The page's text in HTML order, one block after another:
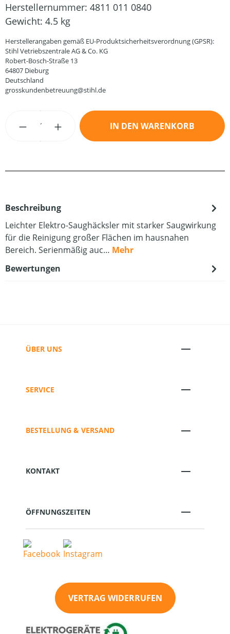
Herstellernummer: 4811 011 0840
Gewicht: 4.5 kg
Herstellerangaben gemäß EU-Produktsicherheitsverordnung (GPSR):
Stihl Vetriebszentrale AG & Co. KG
Robert-Bosch-Straße 13
64807 Dieburg
Deutschland
grosskundenbetreuung@stihl.de
Produkt Anzahl: Gib den gewünschten
IN DEN WARENKORB
Beschreibung
Leichter Elektro-Saughäcksler mit starker Saugwirkung
für die Reinigung großer Flächen im hausnahen
Bereich. Serienmäßig auc… Mehr
Bewertungen
ÜBER UNS
SERVICE
BESTELLUNG & VERSAND
KONTAKT
ÖFFNUNGSZEITEN
VERTRAG WIDERRUFEN